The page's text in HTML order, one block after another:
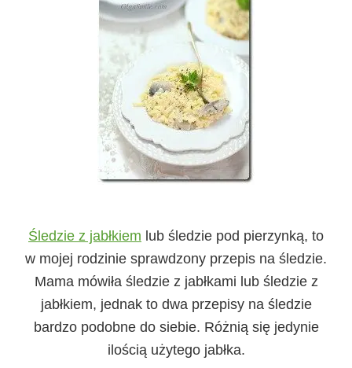
Śledzie z jabłkiem lub śledzie pod pierzynką, to
w mojej rodzinie sprawdzony przepis na śledzie.
Mama mówiła śledzie z jabłkami lub śledzie z
jabłkiem, jednak to dwa przepisy na śledzie
bardzo podobne do siebie. Różnią się jedynie
ilością użytego jabłka.